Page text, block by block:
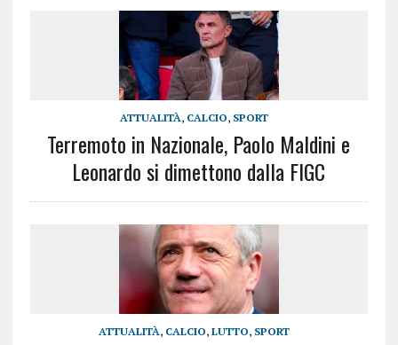
ATTUALITÀ, CALCIO, SPORT
Terremoto in Nazionale, Paolo Maldini e
Leonardo si dimettono dalla FIGC
ATTUALITÀ, CALCIO,LUTTO, SPORT